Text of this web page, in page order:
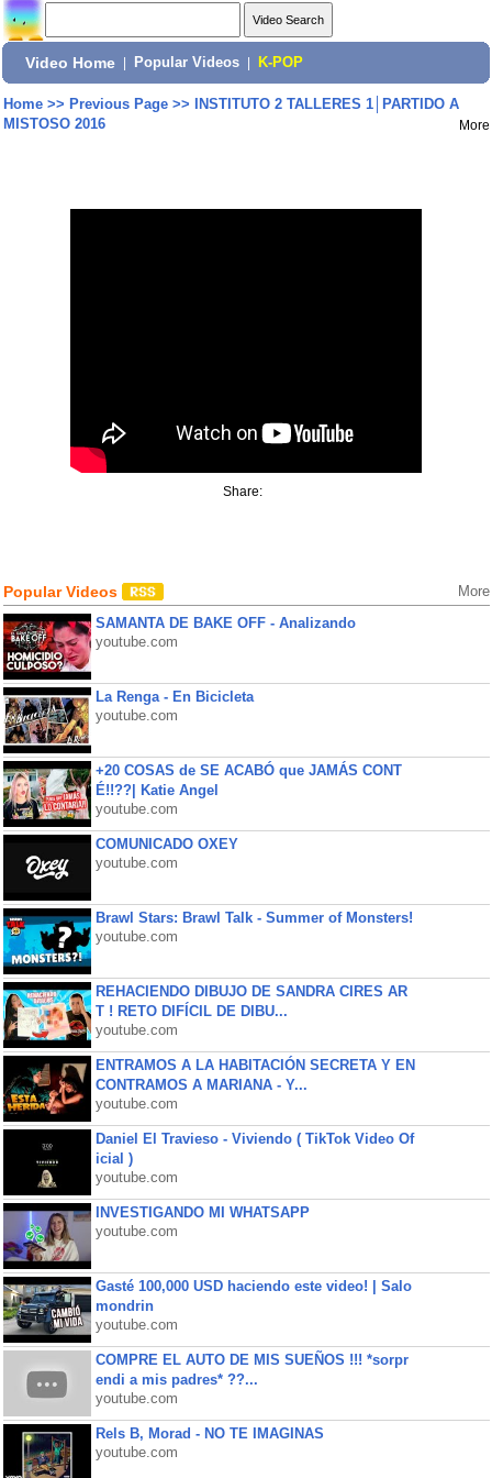
Video Home Popular Videos K-POP
Home>> Previous Page>>
INSTITUTO 2 TALLERES 1│PARTIDO A
MISTOSO 2016
More
Share:
Popular Videos More
SAMANTA DE BAKE OFF - Analizando
youtube.com
La Renga - En Bicicleta
youtube.com
+20 COSAS de SE ACABÓ que JAMÁS CONT
É!!??| Katie Angel
youtube.com
COMUNICADO OXEY
youtube.com
Brawl Stars: Brawl Talk - Summer of Monsters!
youtube.com
REHACIENDO DIBUJO DE SANDRA CIRES AR
T ! RETO DIFÍCIL DE DIBU...
youtube.com
ENTRAMOS A LA HABITACIÓN SECRETA Y EN
CONTRAMOS A MARIANA - Y...
youtube.com
Daniel El Travieso - Viviendo ( TikTok Video Of
icial )
youtube.com
INVESTIGANDO MI WHATSAPP
youtube.com
Gasté 100,000 USD haciendo este video! | Salo
mondrin
youtube.com
COMPRE EL AUTO DE MIS SUEÑOS !!! *sorpr
endi a mis padres* ??...
youtube.com
Rels B, Morad - NO TE IMAGINAS
youtube.com